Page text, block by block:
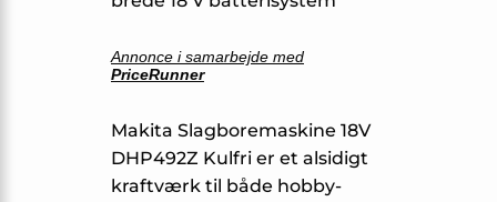
Annonce i samarbejde med
PriceRunner
Makita Slagboremaskine 18V
DHP492Z Kulfri er et alsidigt
kraftværk til både hobby-